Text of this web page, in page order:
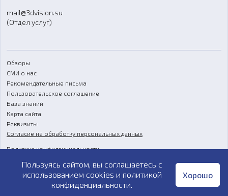
mail@3dvision.su
(Отдел услуг)
Обзоры
СМИ о нас
Рекомендательные письма
Пользовательское соглашение
База знаний
Карта сайта
Реквизиты
Согласие на обработку персональных данных
Политика конфиденциальности
Публичная оферта
Пользуясь сайтом, вы соглашаетесь с
использованием cookies и политикой
конфиденциальности.
Хорошо